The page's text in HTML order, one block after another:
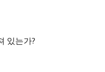
있는가?